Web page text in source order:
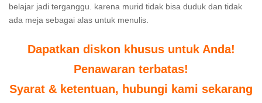
belajar jadi terganggu. karena murid tidak bisa duduk dan tidak
ada meja sebagai alas untuk menulis.
Dapatkan diskon khusus untuk Anda!
Penawaran terbatas!
Syarat & ketentuan, hubungi kami sekarang